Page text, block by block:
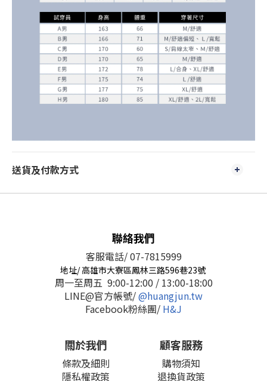
送貨及付款方式
聯絡我們
客服電話/ 07-7815999
地址/ 高雄市大寮區鳳林三路596巷23號
周一至周五 9:00-12:00 / 13:00-18:00
LINE@官方帳號/@huangjun.tw
Facebook粉絲團/ H&J
關於我們
條款及細則
隱私權政策
顧客服務
購物須知
退換貨政策